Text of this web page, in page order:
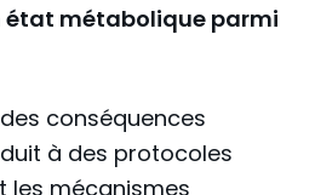
état métabolique parmi
conséquences
à des protocoles
les mécanismes